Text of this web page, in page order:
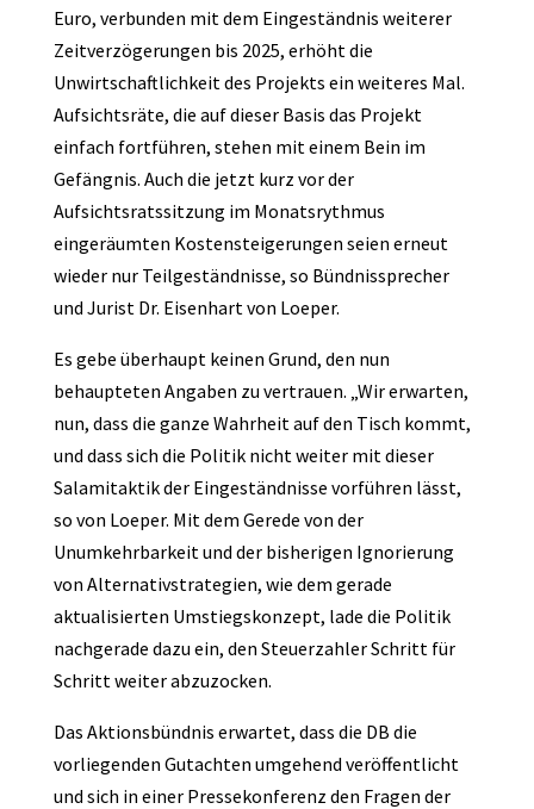
Euro, verbunden mit dem Eingeständnis weiterer
Zeitverzögerungen bis 2025, erhöht die
Unwirtschaftlichkeit des Projekts ein weiteres Mal.
Aufsichtsräte, die auf dieser Basis das Projekt
einfach fortführen, stehen mit einem Bein im
Gefängnis. Auch die jetzt kurz vor der
Aufsichtsratssitzung im Monatsrythmus
eingeräumten Kostensteigerungen seien erneut
wieder nur Teilgeständnisse, so Bündnissprecher
und Jurist Dr. Eisenhart von Loeper.
Es gebe überhaupt keinen Grund, den nun
behaupteten Angaben zu vertrauen. „Wir erwarten,
nun, dass die ganze Wahrheit auf den Tisch kommt,
und dass sich die Politik nicht weiter mit dieser
Salamitaktik der Eingeständnisse vorführen lässt,
so von Loeper. Mit dem Gerede von der
Unumkehrbarkeit und der bisherigen Ignorierung
von Alternativstrategien, wie dem gerade
aktualisierten Umstiegskonzept, lade die Politik
nachgerade dazu ein, den Steuerzahler Schritt für
Schritt weiter abzuzocken.
Das Aktionsbündnis erwartet, dass die DB die
vorliegenden Gutachten umgehend veröffentlicht
und sich in einer Pressekonferenz den Fragen der